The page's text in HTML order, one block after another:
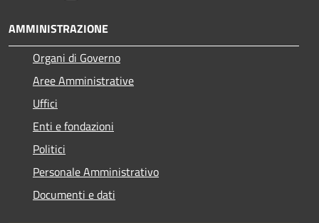
AMMINISTRAZIONE
Organi di Governo
Aree Amministrative
Uffici
Enti e fondazioni
Politici
Personale Amministrativo
Documenti e dati